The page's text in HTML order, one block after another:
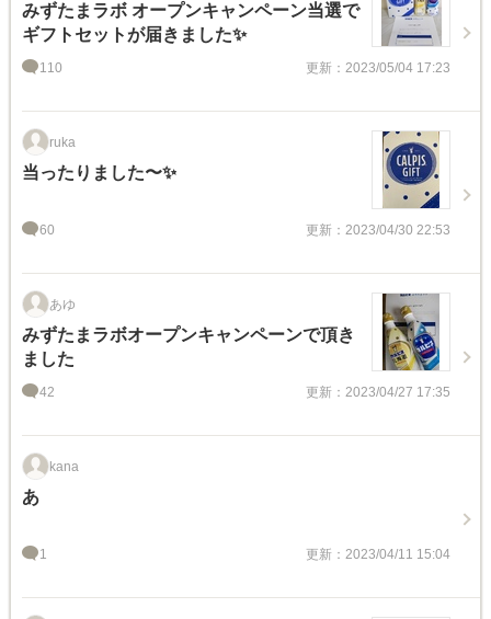
みずたまラボ オープンキャンペーン当選で
ギフトセットが届きました✨
110 更新：2023/05/04 17:23
ruka
当ったりました〜✨
60 更新：2023/04/30 22:53
あゆ
みずたまラボオープンキャンペーンで頂き
ました
42 更新：2023/04/27 17:35
kana
あ
1 更新：2023/04/11 15:04